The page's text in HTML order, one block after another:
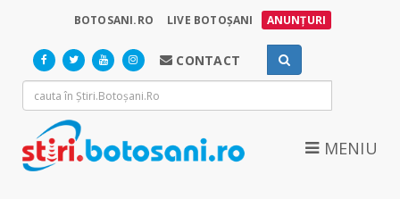
BOTOSANI.RO LIVE BOTOȘANI ANUNȚURI
CONTACT
MENIU